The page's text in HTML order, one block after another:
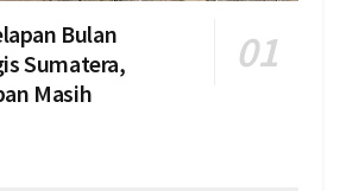
Bulan
Sumatera,
Masih